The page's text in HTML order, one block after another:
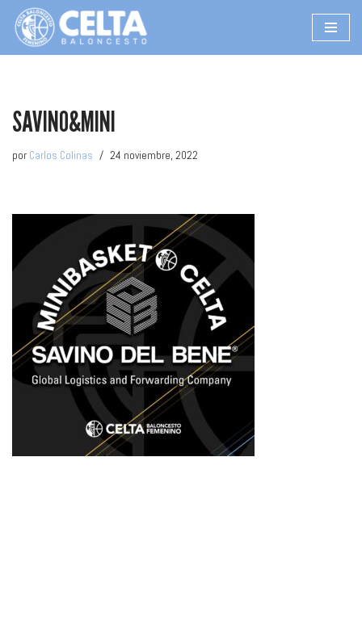
Saltar
SAVINO&MINI
por Carlos Colinas 24 noviembre, 2022